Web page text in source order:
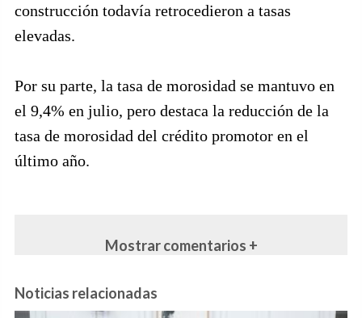
construcción todavía retrocedieron a tasas
elevadas.
Por su parte, la tasa de morosidad se mantuvo en
el 9,4% en julio, pero destaca la reducción de la
tasa de morosidad del crédito promotor en el
último año.
Mostrar comentarios +
Noticias relacionadas